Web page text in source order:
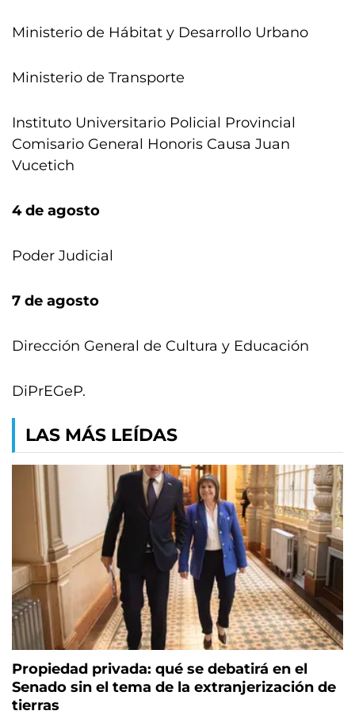
Ministerio de Hábitat y Desarrollo Urbano
Ministerio de Transporte
Instituto Universitario Policial Provincial
Comisario General Honoris Causa Juan
Vucetich
4 de agosto
Poder Judicial
7 de agosto
Dirección General de Cultura y Educación
DiPrEGeP.
LAS MÁS LEÍDAS
Propiedad privada: qué se debatirá en el
Senado sin el tema de la extranjerización de
tierras